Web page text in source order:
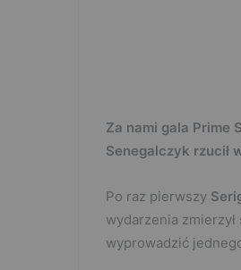
Za nami gala Prime
Senegalczyk rzucił
Po raz pierwszy
wydarzenia
wyprowadzić